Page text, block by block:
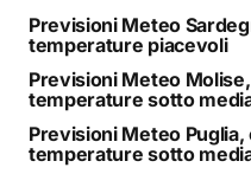
Previsioni Meteo
temperature piacevoli
Previsioni Meteo
temperature sotto
Previsioni Meteo
temperature sotto